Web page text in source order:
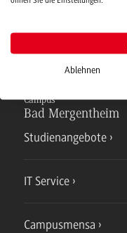
Campus
Bad Mergentheim
Studienangebote
IT Service
Campusmensa
Ablehnen